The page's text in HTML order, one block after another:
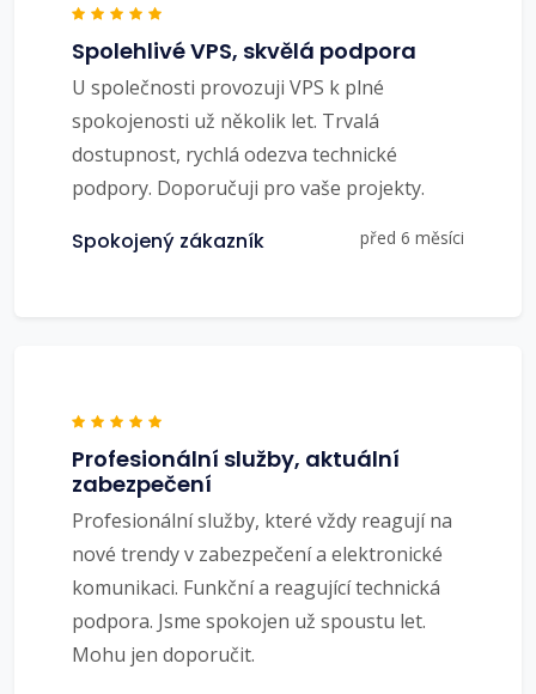
Spolehlivé VPS, skvělá podpora
U společnosti provozuji VPS k plné
spokojenosti už několik let. Trvalá
dostupnost, rychlá odezva technické
podpory. Doporučuji pro vaše projekty.
Spokojený zákazník před 6 měsíci
Profesionální služby, aktuální
zabezpečení
Profesionální služby, které vždy reagují na
nové trendy v zabezpečení a elektronické
komunikaci. Funkční a reagující technická
podpora. Jsme spokojen už spoustu let.
Mohu jen doporučit.